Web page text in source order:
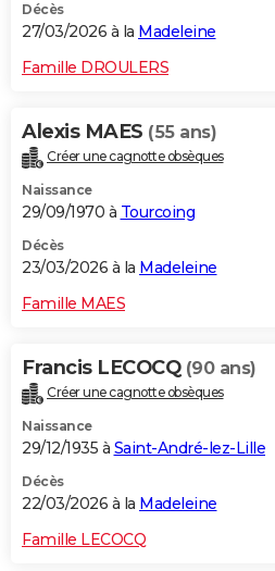
Décès
27/03/2026 à la Madeleine
Famille DROULERS
Alexis MAES (55 ans)
Créer une cagnotte obsèques
Naissance
29/09/1970 à Tourcoing
Décès
23/03/2026 à la Madeleine
Famille MAES
Francis LECOCQ (90 ans)
Créer une cagnotte obsèques
Naissance
29/12/1935 à Saint-André-lez-Lille
Décès
22/03/2026 à la Madeleine
Famille LECOCQ